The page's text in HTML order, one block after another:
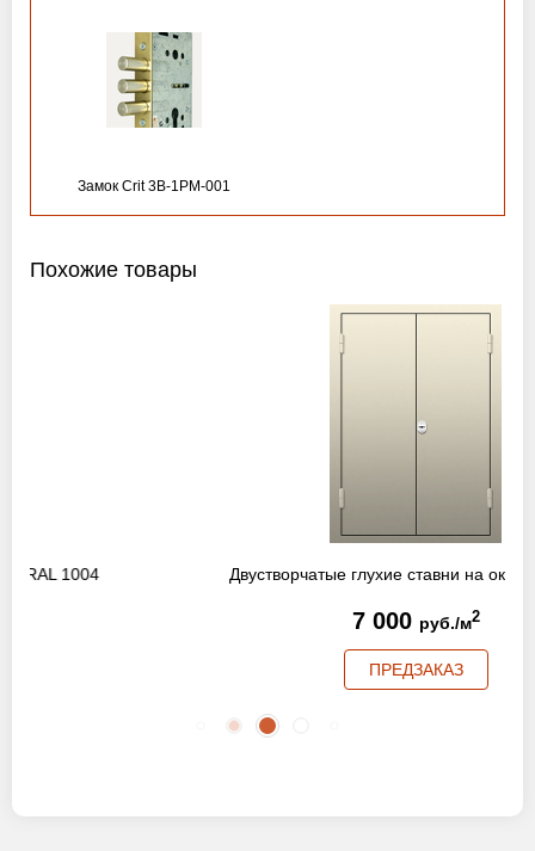
Замок Crit 3B-1PM-001
Похожие товары
Двустворчатые глухие ставни на окна RAL 7044